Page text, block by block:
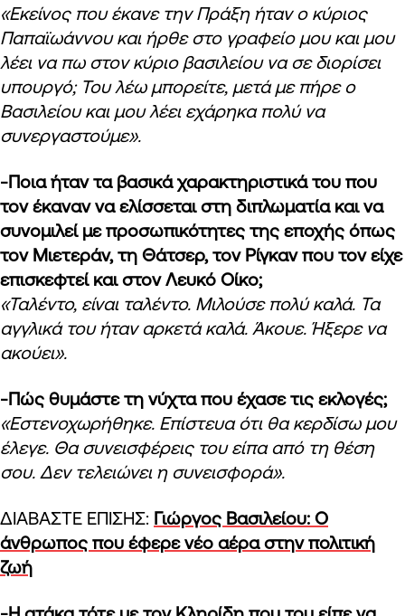
«Εκείνος που έκανε την Πράξη ήταν ο κύριος
Παπαϊωάννου και ήρθε στο γραφείο μου και μου
λέει να πω στον κύριο βασιλείου να σε διορίσει
υπουργό; Του λέω μπορείτε, μετά με πήρε ο
Βασιλείου και μου λέει εχάρηκα πολύ να
συνεργαστούμε».
-Ποια ήταν τα βασικά χαρακτηριστικά του που
τον έκαναν να ελίσσεται στη διπλωματία και να
συνομιλεί με προσωπικότητες της εποχής όπως
τον Μιετεράν, τη Θάτσερ, τον Ρίγκαν που τον είχε
επισκεφτεί και στον Λευκό Οίκο;
«Ταλέντο, είναι ταλέντο. Μιλούσε πολύ καλά. Τα
αγγλικά του ήταν αρκετά καλά. Άκουε. Ήξερε να
ακούει».
-Πώς θυμάστε τη νύχτα που έχασε τις εκλογές;
«Εστενοχωρήθηκε. Επίστευα ότι θα κερδίσω μου
έλεγε. Θα συνεισφέρεις του είπα από τη θέση
σου. Δεν τελειώνει η συνεισφορά».
ΔΙΑΒΑΣΤΕ ΕΠΙΣΗΣ: Γιώργος Βασιλείου: Ο
άνθρωπος που έφερε νέο αέρα στην πολιτική
ζωή